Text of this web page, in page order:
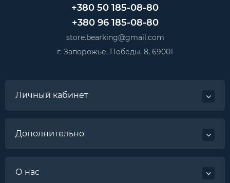
+380 50 185-08-80
+380 96 185-08-80
store.bearking@gmail.com
г. Запорожье, Победы, 8, 69001
Личный кабинет
Дополнительно
О нас